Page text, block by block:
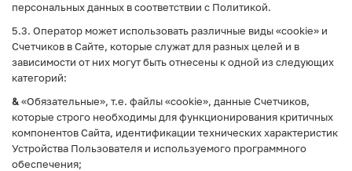
персональных данных в соответствии с Политикой.
5.3. Оператор может использовать различные виды «cookie» и
Счетчиков в Сайте, которые служат для разных целей и в
зависимости от них могут быть отнесены к одной из следующих
категорий:
&«Обязательные», т.е. файлы «cookie», данные Счетчиков,
которые строго необходимы для функционирования критичных
компонентов Сайта, идентификации технических характеристик
Устройства Пользователя и используемого программного
обеспечения;